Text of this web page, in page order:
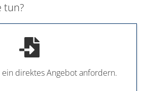
tun?
direktes Angebot anfordern.